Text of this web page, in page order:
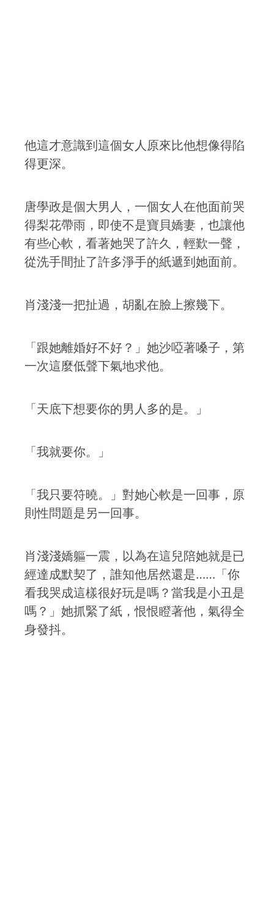
他這才意識到這個女人原來比他想像得陷
得更深。
唐學政是個大男人，一個女人在他面前哭
得梨花帶雨，即使不是寶貝嬌妻，也讓他
有些心軟，看著她哭了許久，輕歎一聲，
從洗手間扯了許多淨手的紙遞到她面前。
肖淺淺一把扯過，胡亂在臉上擦幾下。
「跟她離婚好不好？」她沙啞著嗓子，第
一次這麼低聲下氣地求他。
「天底下想要你的男人多的是。」
「我就要你。」
「我只要符曉。」對她心軟是一回事，原
則性問題是另一回事。
肖淺淺嬌軀一震，以為在這兒陪她就是已
經達成默契了，誰知他居然還是……「你
看我哭成這樣很好玩是嗎？當我是小丑是
嗎？」她抓緊了紙，恨恨瞪著他，氣得全
身發抖。